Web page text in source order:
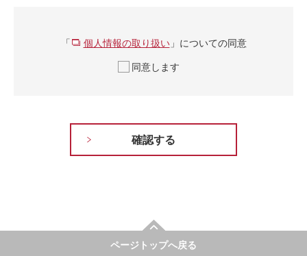
「 個人情報の取り扱い」についての同意
同意します
ページトップへ戻る